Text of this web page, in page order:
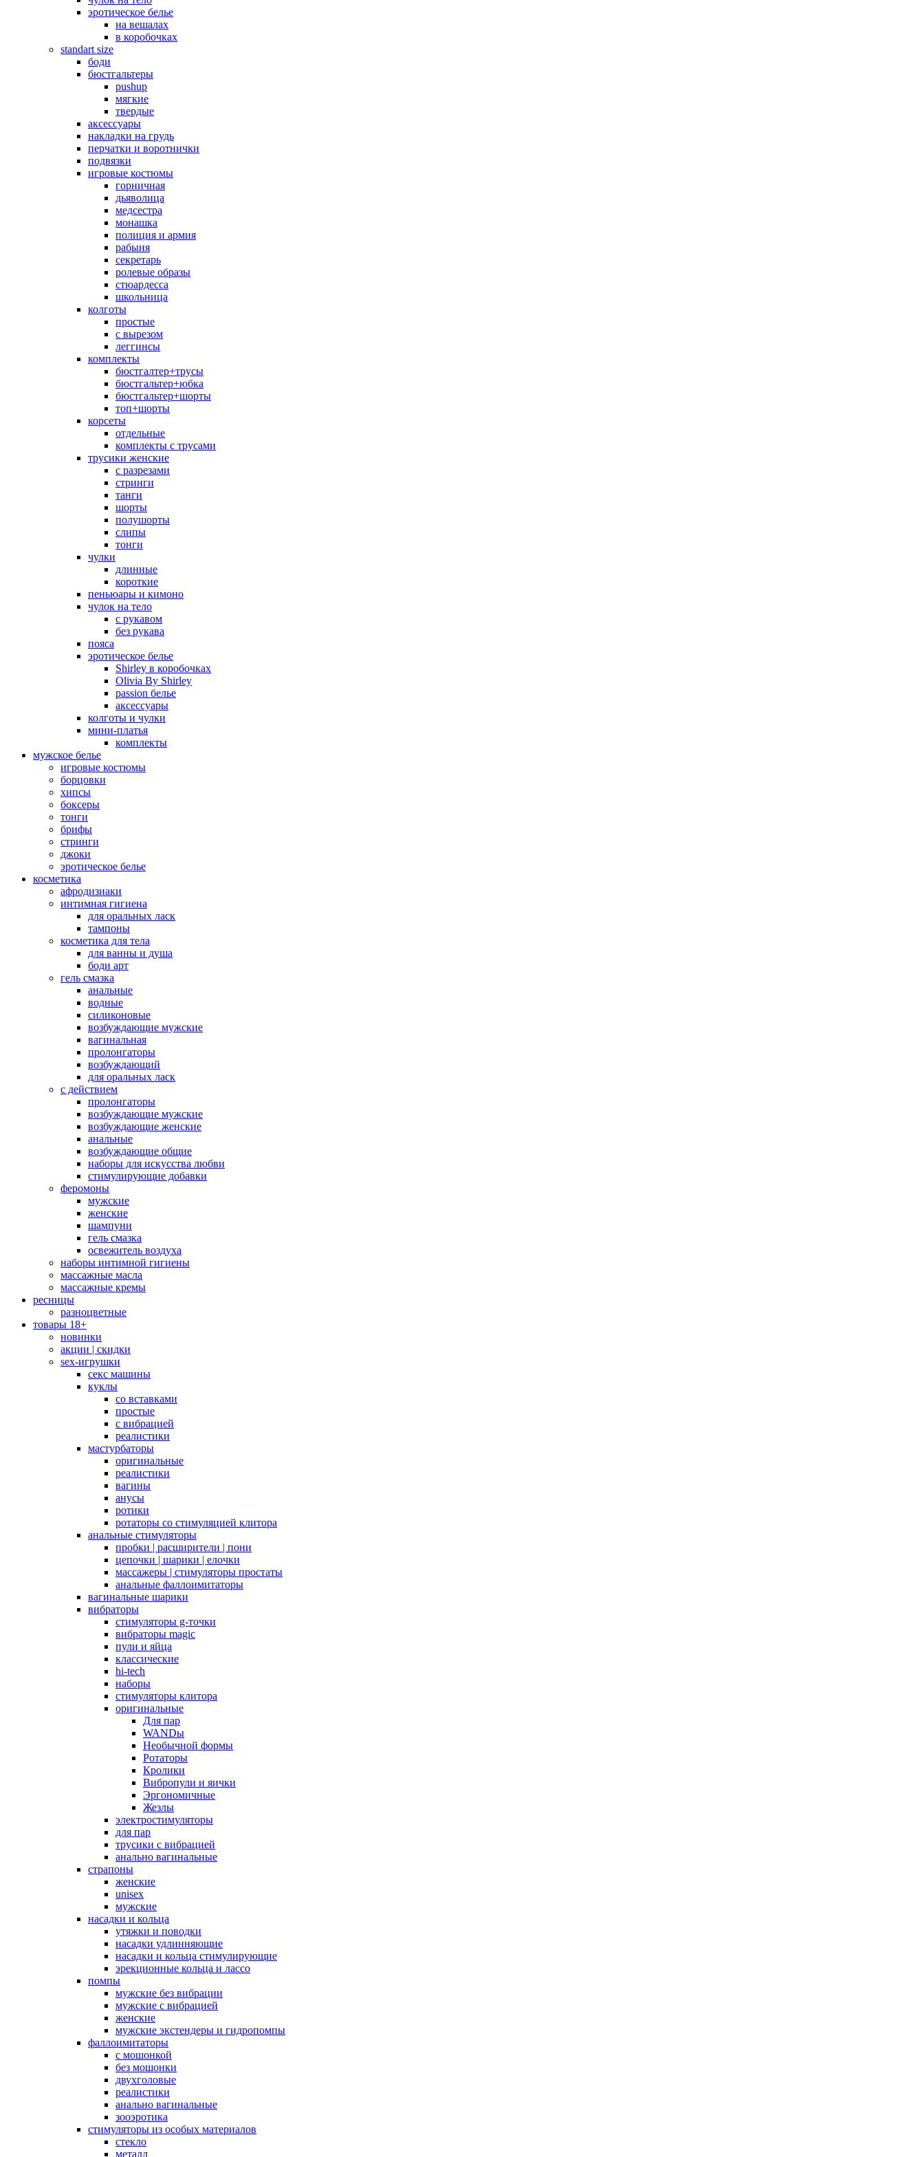
эротическое белье
на вешалах
в коробочках
standart size
боди
бюстгальтеры
pushup
мягкие
твердые
аксессуары
накладки на грудь
перчатки и воротнички
подвязки
игровые костюмы
горничная
дьяволица
медсестра
монашка
полиция и армия
рабыня
секретарь
ролевые образы
стюардесса
школьница
колготы
простые
с вырезом
леггинсы
комплекты
бюстгалтер+трусы
бюстгальтер+юбка
бюстгальтер+шорты
топ+шорты
корсеты
отдельные
комплекты с трусами
трусики женские
с разрезами
стринги
танги
шорты
полушорты
слипы
тонги
чулки
длинные
короткие
пеньюары и кимоно
чулок на тело
с рукавом
без рукава
пояса
эротическое белье
Shirley в коробочках
Olivia By Shirley
passion белье
аксессуары
колготы и чулки
мини-платья
комплекты
мужское белье
игровые костюмы
борцовки
хипсы
боксеры
тонги
брифы
стринги
джоки
эротическое белье
косметика
афродизиаки
интимная гигиена
для оральных ласк
тампоны
косметика для тела
для ванны и душа
боди арт
гель смазка
анальные
водные
силиконовые
возбуждающие мужские
вагинальная
пролонгаторы
возбуждающий
для оральных ласк
с действием
пролонгаторы
возбуждающие мужские
возбуждающие женские
анальные
возбуждающие общие
наборы для искусства любви
стимулирующие добавки
феромоны
мужские
женские
шампуни
гель смазка
освежитель воздуха
наборы интимной гигиены
массажные масла
массажные кремы
ресницы
разноцветные
товары 18+
новинки
акции | скидки
sex-игрушки
секс машины
куклы
со вставками
простые
с вибрацией
реалистики
мастурбаторы
оригинальные
реалистики
вагины
анусы
ротики
ротаторы со стимуляцией клитора
анальные стимуляторы
пробки | расширители | пони
цепочки | шарики | елочки
массажеры | стимуляторы простаты
анальные фаллоимитаторы
вагинальные шарики
вибраторы
стимуляторы g-точки
вибраторы magic
пули и яйца
классические
hi-tech
наборы
стимуляторы клитора
оригинальные
Для пар
WANDы
Необычной формы
Ротаторы
Кролики
Вибропули и яички
Эргономичные
Жезлы
электростимуляторы
для пар
трусики с вибрацией
анально вагинальные
страпоны
женские
unisex
мужские
насадки и кольца
утяжки и поводки
насадки удлинняющие
насадки и кольца стимулирующие
эрекционные кольца и лассо
помпы
мужские без вибрации
мужские с вибрацией
женские
мужские экстендеры и гидропомпы
фаллоимитаторы
с мошонкой
без мошонки
двухголовые
реалистики
анально вагинальные
зооэротика
стимуляторы из особых материалов
стекло
металл